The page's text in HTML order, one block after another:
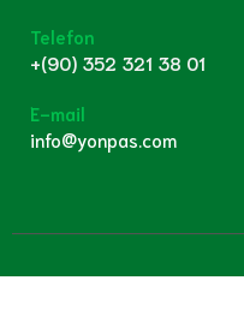
Telefon
+(90) 352 321 38 01
E-mail
info@yonpas.com